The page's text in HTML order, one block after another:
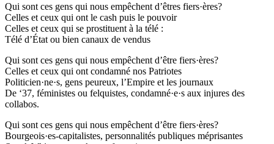
Qui sont ces gens qui nous empêchent d’êtres fiers·ères?
Celles et ceux qui ont le cash puis le pouvoir
Celles et ceux qui se prostituent à la télé :
Télé d’État ou bien canaux de vendus
Qui sont ces gens qui nous empêchent d’être fiers·ères?
Celles et ceux qui ont condamné nos Patriotes
Politicien·ne·s, gens peureux, l’Empire et les journaux
De ‘37, féministes ou felquistes, condamné·e·s aux injures des
collabos.
Qui sont ces gens qui nous empêchent d’être fiers·ères?
Bourgeois·es-capitalistes, personnalités publiques méprisantes